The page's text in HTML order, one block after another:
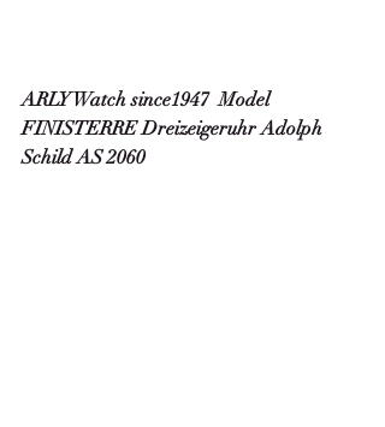
ARLY Watch since1947  Model
FINISTERRE Dreizeigeruhr Adolph
Schild AS 2060